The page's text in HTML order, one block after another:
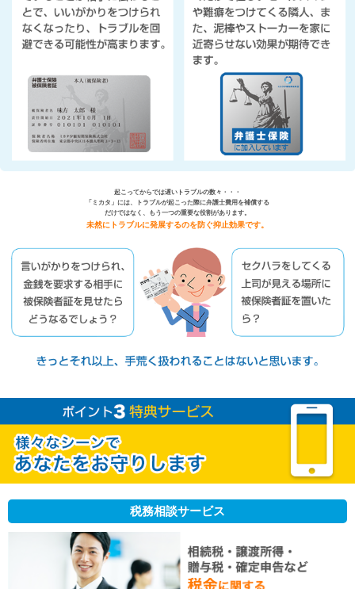
起こってからでは遅いトラブルの数々・・・
「ミカタ」には、トラブルが起こった際に弁護士費用を補償する
だけではなく、もう一つの重要な役割があります。
未然にトラブルに発展するのを防ぐ抑止効果です。
税務相談サービス